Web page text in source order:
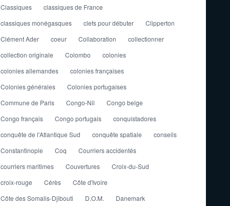
Classiques
classiques de France
classiques monégasques
clefs pour débuter
Clipperton
Clément Ader
coeur Collaboration
collectionner
collection originale
Colombo
colonies
colonies allemandes
colonies françaises
Colonies générales
Colonies portugaises
Commune de Paris
Congo-Nil
Congo belge
Congo français
Congo portugais
conquistadores
conquête de l'Atlantique Sud
conquête spatiale
conseils
Constantinople
Coq
Courriers accidentés
courriers maritimes
Couvertures
Croix-du-Sud
croix-rouge
Cérès
Côte d'Ivoire
Côte des Somalis-Djibouti
D.O.M.
Danemark